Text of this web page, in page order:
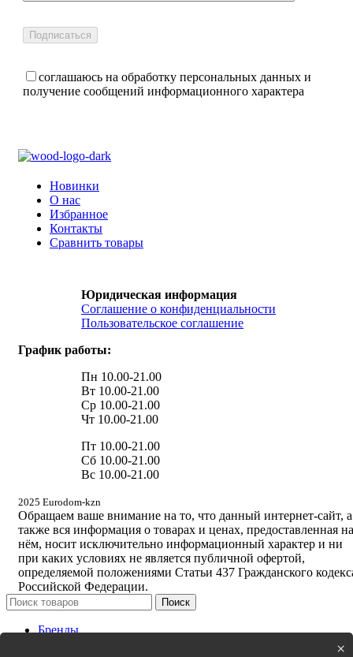
соглашаюсь на обработку персональных данных и
получение сообщений информационного характера
Новинки
О нас
Избранное
Контакты
Сравнить товары
Юридическая информация
Соглашение о конфиденциальности
Пользовательское соглашение
График работы:
Пн 10.00-21.00
Вт 10.00-21.00
Ср 10.00-21.00
Чт 10.00-21.00
Пт 10.00-21.00
Сб 10.00-21.00
Вс 10.00-21.00
2025 Eurodom-kzn
Обращаем ваше внимание на то, что данный интернет-сайт, а
также вся информация о товарах и ценах, предоставленная на
нём, носит исключительно информационный характер и ни
при каких условиях не является публичной офертой,
определяемой положениями Статьи 437 Гражданского
Российской Федерации.
Поиск
Бренды
×